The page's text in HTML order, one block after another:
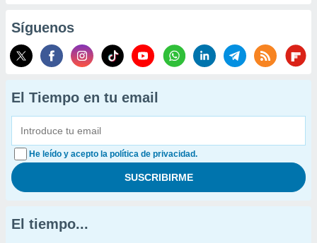
Síguenos
El Tiempo en tu email
He leído y acepto la política de privacidad.
El tiempo...